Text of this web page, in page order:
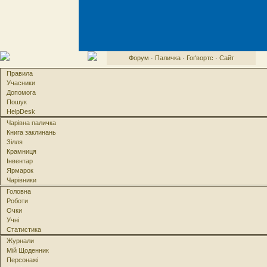
Форум · Паличка· Гоґвортс · Сайт
Правила
Учасники
Допомога
Пошук
HelpDesk
Чарівна паличка
Книга заклинань
Зілля
Крамниця
Інвентар
Ярмарок
Чарівники
Головна
Роботи
Очки
Учні
Статистика
Журнали
Мій Щоденник
Персонажі